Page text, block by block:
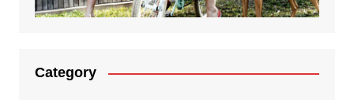
Category